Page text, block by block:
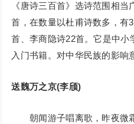
《唐诗三百首》选诗范围相
首，在数量以杜甫诗数多，有
首、李商隐诗22首。它是中小
入门书籍。对中华民族的影响
送魏万之京(李颀)
朝闻游子唱离歌，昨夜微霜